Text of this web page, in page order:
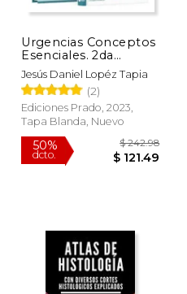
Urgencias Conceptos
Esenciales. 2da
Edición. Tomo 1 y 2
Jesús Daniel Lopéz Tapia
(2)
Ediciones Prado, 2023,
Tapa Blanda, Nuevo